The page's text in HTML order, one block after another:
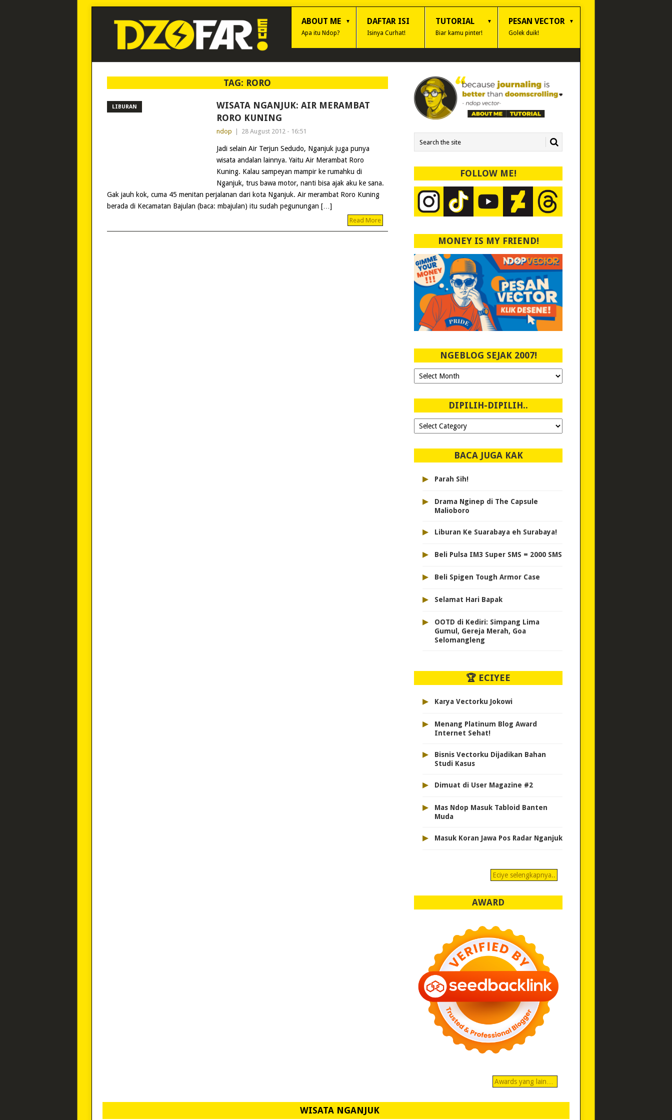
ABOUT ME
Apa itu Ndop?
DAFTAR ISI
Isinya Curhat!
TUTORIAL
Biar kamu pinter!
PESAN VECTOR
Golek duik!
TAG: RORO
LIBURAN
WISATA NGANJUK: AIR MERAMBAT
RORO KUNING
ndop 28 August 2012 - 16:51
Jadi selain Air Terjun Sedudo, Nganjuk juga punya
wisata andalan lainnya. Yaitu Air Merambat Roro
Kuning. Kalau sampeyan mampir ke rumahku di
Nganjuk, trus bawa motor, nanti bisa ajak aku ke sana.
Gak jauh kok, cuma 45 menitan perjalanan dari kota Nganjuk. Air merambat Roro Kuning
berada di Kecamatan Bajulan (baca: mbajulan) itu sudah pegunungan […]
Read More
FOLLOW ME!
MONEY IS MY FRIEND!
NGEBLOG SEJAK 2007!
Ngeblog
Sejak
DIPILIH-DIPILIH..
Dipilih-
dipilih..
BACA JUGA KAK
▸ Parah Sih!
▸
Drama Nginep di The Capsule
Malioboro
▸ Liburan Ke Suarabaya eh Surabaya!
▸ Beli Pulsa IM3 Super SMS = 2000 SMS
▸ Beli Spigen Tough Armor Case
▸ Selamat Hari Bapak
▸
OOTD di Kediri: Simpang Lima
Gumul, Gereja Merah, Goa
Selomangleng
🏆 ECIYEE
▸ Karya Vectorku Jokowi
▸
Menang Platinum Blog Award
Internet Sehat!
▸
Bisnis Vectorku Dijadikan Bahan
Studi Kasus
▸ Dimuat di User Magazine #2
▸
Mas Ndop Masuk Tabloid Banten
Muda
▸ Masuk Koran Jawa Pos Radar Nganjuk
Eciye selengkapnya..
AWARD
Awards yang lain…
WISATA NGANJUK